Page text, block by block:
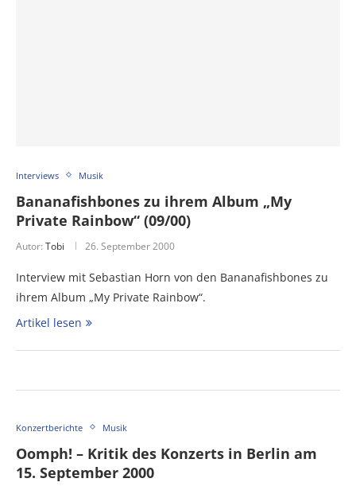
Interviews Musik
Bananafishbones zu ihrem Album „My
Private Rainbow“ (09/00)
Autor: Tobi 26. September 2000
Interview mit Sebastian Horn von den Bananafishbones zu
ihrem Album „My Private Rainbow“.
Artikel lesen
Konzertberichte Musik
Oomph! – Kritik des Konzerts in Berlin am
15. September 2000